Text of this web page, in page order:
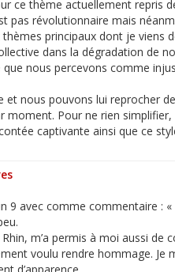
ce thème actuellement repris
pas révolutionnaire mais
principaux dont je
dans la dégradation de
nous percevons comme
et nous pouvons lui reprocher
moment. Pour ne rien
captivante ainsi que ce
9 avec comme commentaire :
m’a permis à moi aussi
voulu rendre hommage.
d’apparence.